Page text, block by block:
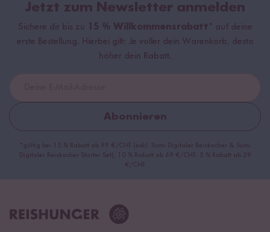
Jetzt zum Newsletter anmelden
Sichere dir bis zu 15 % Willkommensrabatt* auf deine
erste Bestellung. Hierbei gilt: Je voller dein Warenkorb, desto
höher dein Rabatt.
Abonnieren
*gültig bei 15 % Rabatt ab 99 €/CHF (exkl. Sumi Digitaler Reiskocher & Sumi
Digitaler Reiskocher Starter Set), 10 % Rabatt ab 69 €/CHF, 5 % Rabatt ab 29
€/CHF